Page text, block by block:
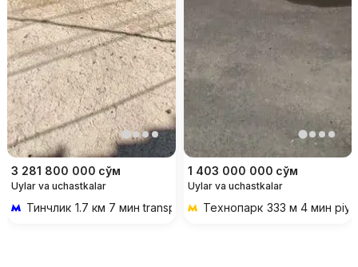
3 281 800 000 сўм
Uylar va uchastkalar
Тинчлик 1.7 км 7 мин transportda
1 403 000 000 сўм
Uylar va uchastkalar
Технопарк 333 м 4 мин